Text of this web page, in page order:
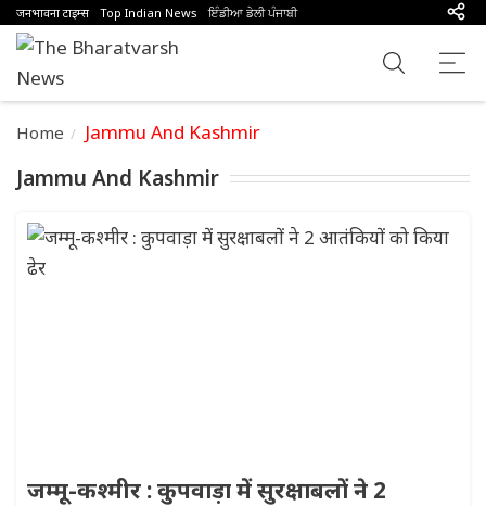
जनभावना टाइम्स Top Indian News ਇੰਡੀਆ ਡੇਲੀ ਪੰਜਾਬੀ
Home Jammu And Kashmir
Jammu And Kashmir
जम्मू-कश्मीर : कुपवाड़ा में सुरक्षाबलों ने 2